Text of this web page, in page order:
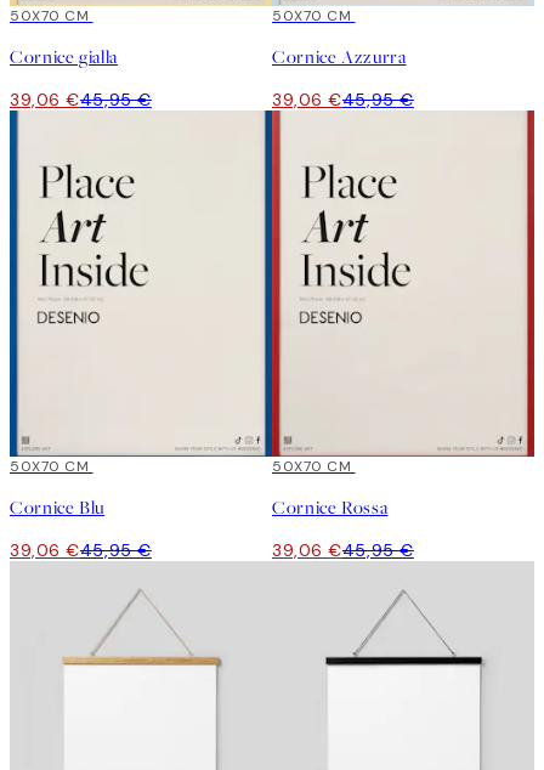
15%*
50X70 CM
Cornice gialla
39,06 €45,95 €
15%*
50X70 CM
Cornice Azzurra
39,06 €45,95 €
15%*
50X70 CM
Cornice Blu
39,06 €45,95 €
15%*
50X70 CM
Cornice Rossa
39,06 €45,95 €